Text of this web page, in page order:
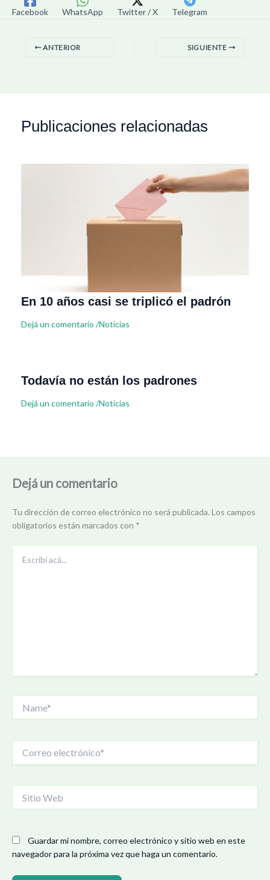
Facebook WhatsApp Twitter / X Telegram
ANTERIOR SIGUIENTE
Publicaciones relacionadas
En 10 años casi se triplicó el padrón
Dejá un comentario /Noticias
Todavía no están los padrones
Dejá un comentario /Noticias
Dejá un comentario
Tu dirección de correo electrónico no será publicada. Los campos
obligatorios están marcados con *
acá...
electrónico*
Web
Guardar mi nombre, correo electrónico y sitio web en este
navegador para la próxima vez que haga un comentario.